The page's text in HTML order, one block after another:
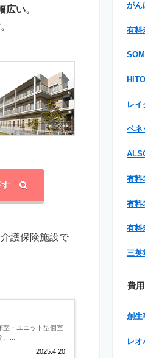
い。
護保険施設で
2025.4.20
室・ユニット型個室
...
がん
有料
レイ
ベネ
有料
有料
有料
三英
費
創生
レオ